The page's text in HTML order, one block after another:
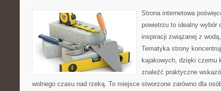
Strona internetowa
powietrzu to idealny wybór
inspiracji związanej z
Tematyka strony
kajakowych, dzięki czemu
znaleźć praktyczne
wolnego czasu nad rzeką. To miejsce stworzone zarówno dla